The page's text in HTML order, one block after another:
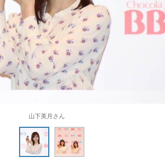
山下美月さん